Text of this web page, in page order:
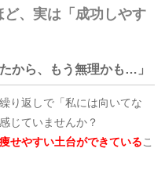
、実は「成功しやす
から、もう無理かも…」
り返しで「私には向いてな
じていませんか？
せやすい土台ができているこ